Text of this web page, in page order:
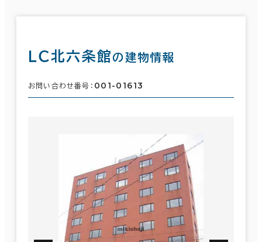
ＬＣ北六条館の建物情報
お問い合わせ番号： 001-01613